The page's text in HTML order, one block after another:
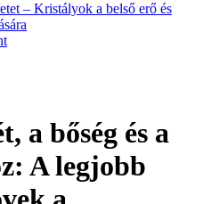
– Kristályok a belső erő és
a bőség és a
A legjobb